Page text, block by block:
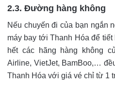
2.3. Đường hàng không
Nếu chuyến đi của bạn ngắn
máy bay tới Thanh Hóa để
hết các hãng hàng không
Airline, VietJet, BamBoo,…
Thanh Hóa với giá vé chỉ từ 1